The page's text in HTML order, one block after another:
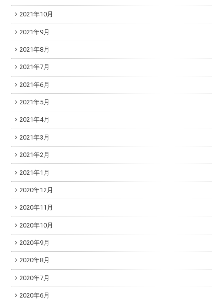
2021年10月
2021年9月
2021年8月
2021年7月
2021年6月
2021年5月
2021年4月
2021年3月
2021年2月
2021年1月
2020年12月
2020年11月
2020年10月
2020年9月
2020年8月
2020年7月
2020年6月